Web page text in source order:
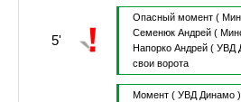
5'
Опасный момент (
Семенюк Андрей(
Напорко Андрей( УВД
свои ворота
Момент ( УВД Динамо ).